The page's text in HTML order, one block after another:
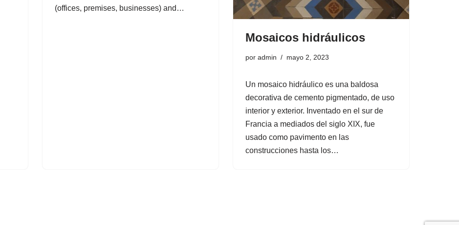
(offices, premises, businesses) and…
Mosaicos hidráulicos
por admin mayo 2, 2023
Un mosaico hidráulico es una baldosa
decorativa de cemento pigmentado, de uso
interior y exterior. Inventado en el sur de
Francia a mediados del siglo XIX, fue
usado como pavimento en las
construcciones hasta los…